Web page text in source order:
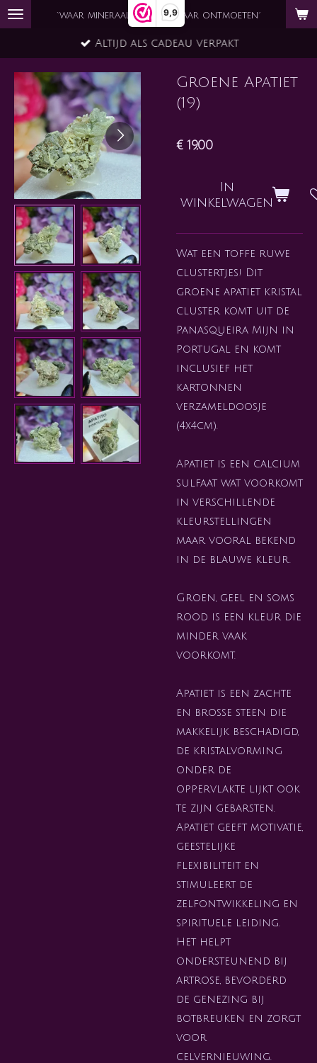
9,9
Ga
de
hoofdinhoud
`waar mineraal en ziel elkaar ontmoeten´
Altijd als cadeau verpakt
Groene Apatiet
(19)
€ 19,00
In
winkelwagen
Wat een toffe ruwe
clustertjes! Dit
groene apatiet kristal
cluster komt uit de
Panasqueira Mijn in
Portugal en komt
inclusief het
kartonnen
verzameldoosje
(4x4cm).
Apatiet is een calcium
sulfaat wat voorkomt
in verschillende
kleurstellingen
maar vooral bekend
in de blauwe kleur.
Groen, geel en soms
rood is een kleur die
minder vaak
voorkomt.
Apatiet is een zachte
en brosse steen die
makkelijk beschadigd,
de kristalvorming
onder de
oppervlakte lijkt ook
te zijn gebarsten.
Apatiet geeft motivatie,
geestelijke
flexibiliteit en
stimuleert de
zelfontwikkeling en
spirituele leiding.
Het helpt
ondersteunend bij
artrose, bevorderd
de genezing bij
botbreuken en zorgt
voor
celvernieuwing.